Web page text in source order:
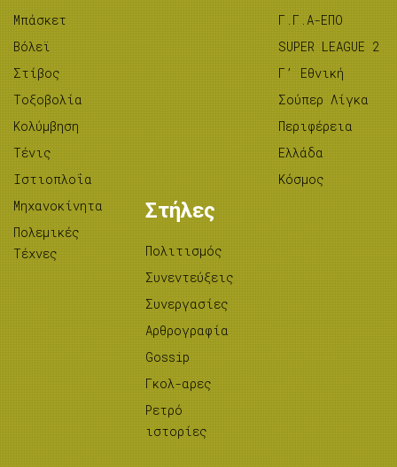
Μπάσκετ
Βόλεϊ
Στίβος
Tοξοβολία
Κολύμβηση
Τένις
Ιστιοπλοΐα
Μηχανοκίνητα
Πολεμικές
Τέχνες
Γ.Γ.Α-ΕΠΟ
SUPER LEAGUE 2
Γ’ Εθνική
Σούπερ Λίγκα
Περιφέρεια
Ελλάδα
Κόσμος
Στήλες
Πολιτισμός
Συνεντεύξεις
Συνεργασίες
Αρθρογραφία
Gossip
Γκολ-αρες
Ρετρό
ιστορίες